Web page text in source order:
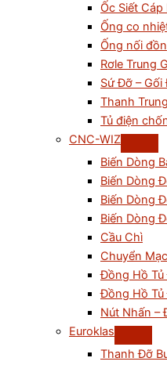
Ốc Siết
Ống co
Ống nối
Rơle Trung
Sứ Đỡ – Gối
Thanh
Tủ điện
CNC-WIZ
Biến Dòng
Biến Dòng
Biến Dòng
Biến Dòng
Cầu Chì
Chuyển
Đồng Hồ
Đồng Hồ
Nút Nhấn –
Euroklas
Thanh Đỡ